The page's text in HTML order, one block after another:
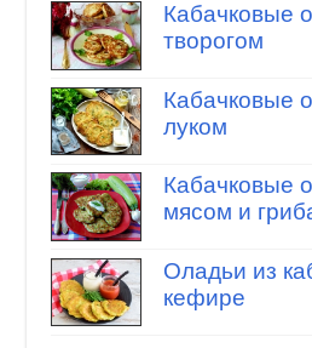
Кабачковые
творогом
Кабачковые
луком
Кабачковые
мясом и
Оладьи из
кефире